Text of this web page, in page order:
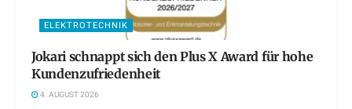
ELEKTROTECHNIK
Jokari schnappt sich den Plus X Award für hohe
Kundenzufriedenheit
4. AUGUST 2026